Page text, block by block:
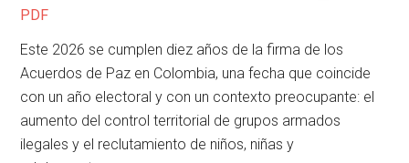
PDF
Este 2026 se cumplen diez años de la firma de los
Acuerdos de Paz en Colombia, una fecha que coincide
con un año electoral y con un contexto preocupante: el
aumento del control territorial de grupos armados
ilegales y el reclutamiento de niños, niñas y